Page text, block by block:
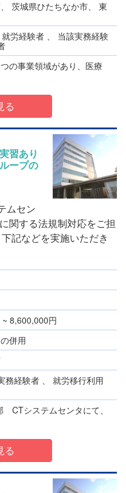
茨城県ひたちなか市、 東
労経験者 、 当該実務経験
の事業領域があり、医療
る
習あり
ープの
ムセン
関する法規制対応をご担
記などを実施いただき
8,600,000円
併用
務経験者 、 就労移行利用
CTシステムセンタにて、
る